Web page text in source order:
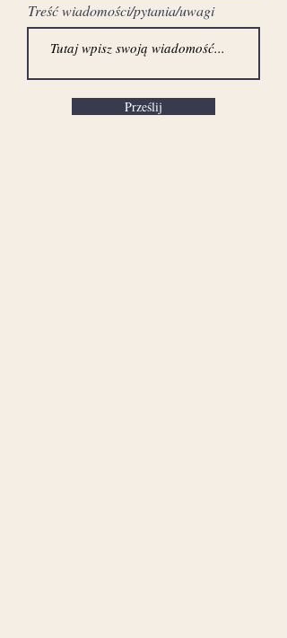
Treść wiadomości/pytania/uwagi
Prześlij